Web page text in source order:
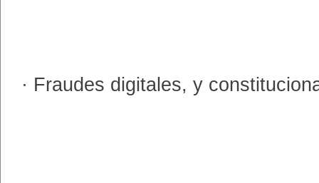
· Fraudes digitales, y